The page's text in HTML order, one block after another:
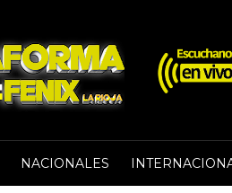
NACIONALES